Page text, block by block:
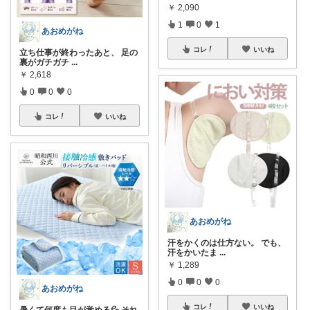
あおめがね
立ち仕事が終わったあと、 足の
裏がガチガチ ...
￥ 2,618
0 0 0
コレ いいね
あおめがね
￥ 2,090
1 0 1
コレ いいね
あおめがね
汗をかくのは仕方ない。 でも、
汗をかいたま ...
￥ 1,289
0 0 0
コレ いいね